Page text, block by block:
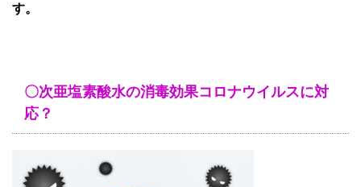
す。
〇次亜塩素酸水の消毒効果コロナウイルスに対
応？